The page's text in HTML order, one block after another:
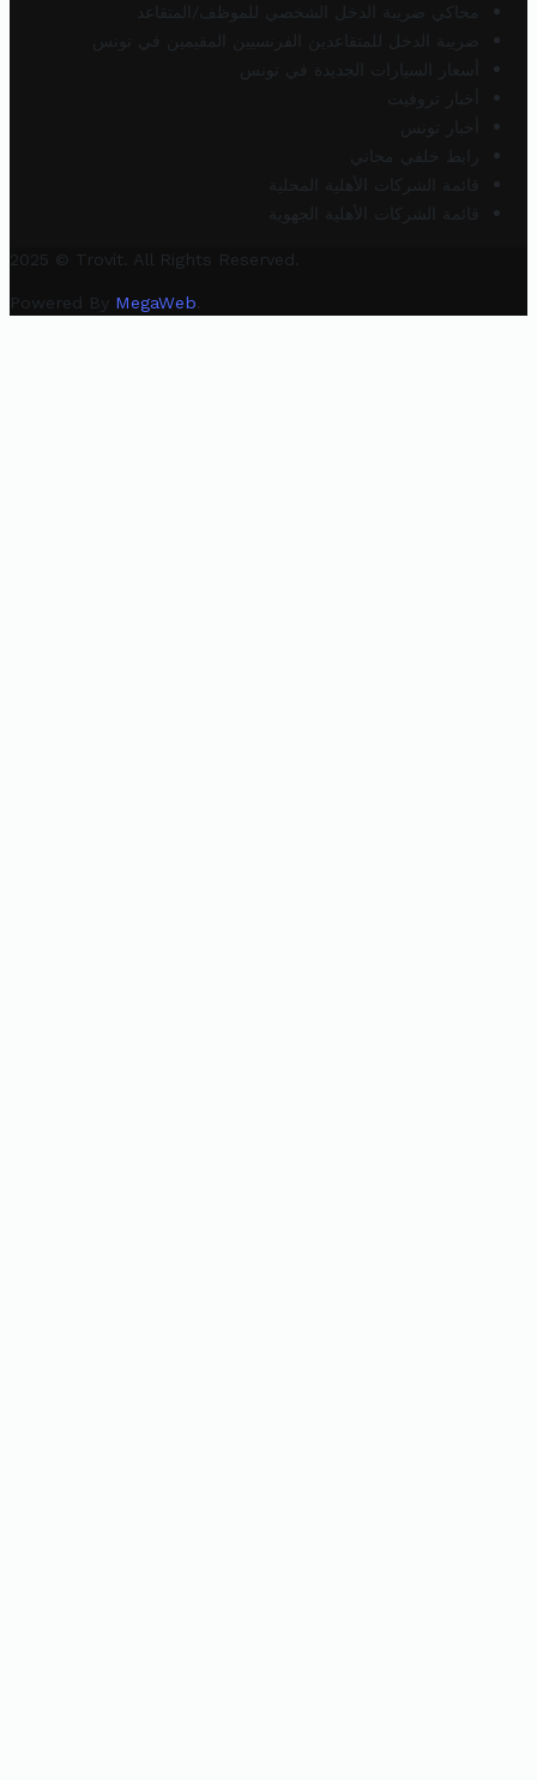
محاكي ضريبة الدخل الشخصي للموظف/المتقاعد
ضريبة الدخل للمتقاعدين الفرنسيين المقيمين في تونس
أسعار السيارات الجديدة في تونس
أخبار تروفيت
أخبار تونس
رابط خلفي مجاني
قائمة الشركات الأهلية المحلية
قائمة الشركات الأهلية الجهوية
2025 © Trovit. All Rights Reserved.
Powered By MegaWeb